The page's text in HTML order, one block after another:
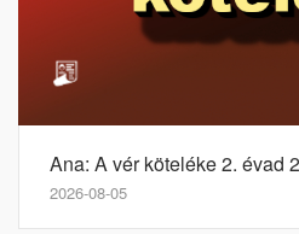
Ana: A vér köteléke 2. évad
2026-08-05